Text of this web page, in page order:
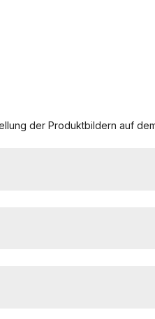
der Produktbildern auf